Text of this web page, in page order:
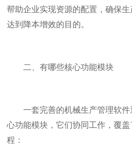
帮助企业实现资源的配置，确保
达到降本增效的目的。
二、有哪些核心功能模块
一套完善的机械生产管理软件
心功能模块，它们协同工作，覆
程：